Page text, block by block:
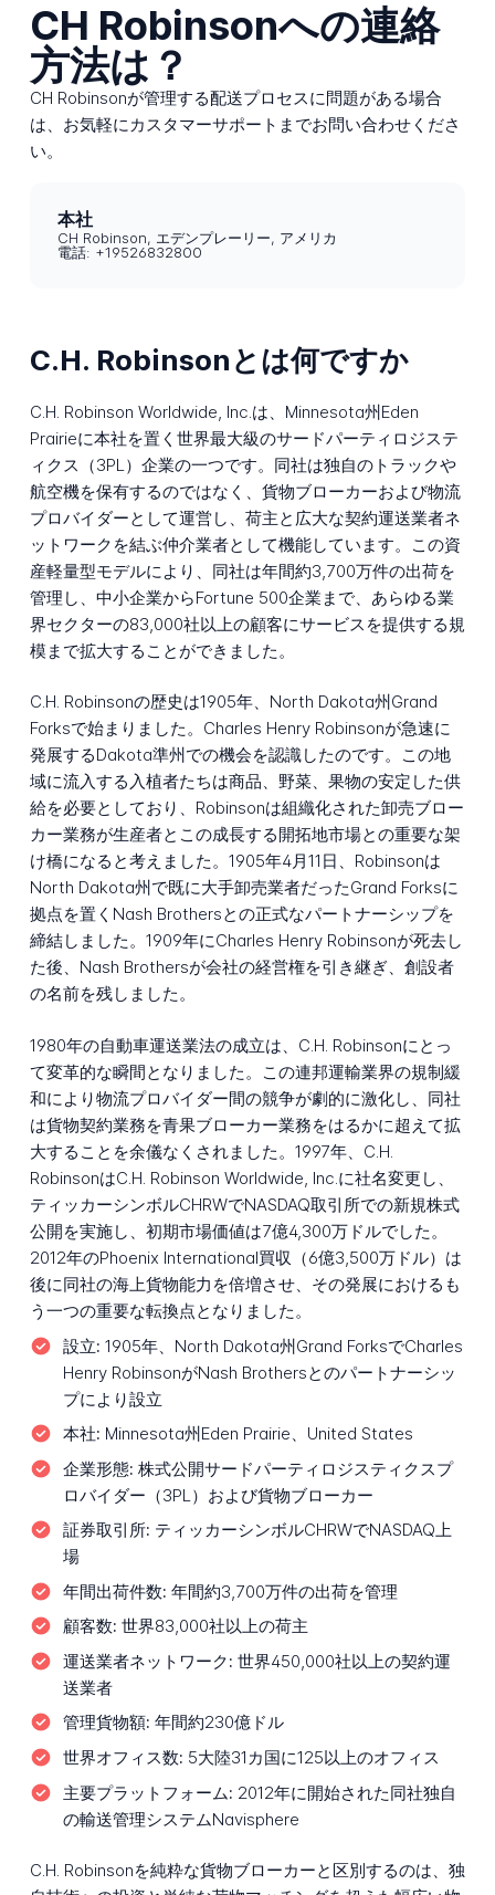
CH Robinsonへの連絡
方法は？
CH Robinsonが管理する配送プロセスに問題がある場合
は、お気軽にカスタマーサポートまでお問い合わせくださ
い。
本社
CH Robinson, エデンプレーリー, アメリカ
電話: +19526832800
C.H. Robinsonとは何ですか
C.H. Robinson Worldwide, Inc.は、Minnesota州Eden
Prairieに本社を置く世界最大級のサードパーティロジステ
ィクス（3PL）企業の一つです。同社は独自のトラックや
航空機を保有するのではなく、貨物ブローカーおよび物流
プロバイダーとして運営し、荷主と広大な契約運送業者ネ
ットワークを結ぶ仲介業者として機能しています。この資
産軽量型モデルにより、同社は年間約3,700万件の出荷を
管理し、中小企業からFortune 500企業まで、あらゆる業
界セクターの83,000社以上の顧客にサービスを提供する規
模まで拡大することができました。
C.H. Robinsonの歴史は1905年、North Dakota州Grand
Forksで始まりました。Charles Henry Robinsonが急速に
発展するDakota準州での機会を認識したのです。この地
域に流入する入植者たちは商品、野菜、果物の安定した供
給を必要としており、Robinsonは組織化された卸売ブロー
カー業務が生産者とこの成長する開拓地市場との重要な架
け橋になると考えました。1905年4月11日、Robinsonは
North Dakota州で既に大手卸売業者だったGrand Forksに
拠点を置くNash Brothersとの正式なパートナーシップを
締結しました。1909年にCharles Henry Robinsonが死去し
た後、Nash Brothersが会社の経営権を引き継ぎ、創設者
の名前を残しました。
1980年の自動車運送業法の成立は、C.H. Robinsonにとっ
て変革的な瞬間となりました。この連邦運輸業界の規制緩
和により物流プロバイダー間の競争が劇的に激化し、同社
は貨物契約業務を青果ブローカー業務をはるかに超えて拡
大することを余儀なくされました。1997年、C.H.
RobinsonはC.H. Robinson Worldwide, Inc.に社名変更し、
ティッカーシンボルCHRWでNASDAQ取引所での新規株式
公開を実施し、初期市場価値は7億4,300万ドルでした。
2012年のPhoenix International買収（6億3,500万ドル）は
後に同社の海上貨物能力を倍増させ、その発展におけるも
う一つの重要な転換点となりました。
設立: 1905年、North Dakota州Grand ForksでCharles
Henry RobinsonがNash Brothersとのパートナーシッ
プにより設立
本社: Minnesota州Eden Prairie、United States
企業形態: 株式公開サードパーティロジスティクスプ
ロバイダー（3PL）および貨物ブローカー
証券取引所: ティッカーシンボルCHRWでNASDAQ上
場
年間出荷件数: 年間約3,700万件の出荷を管理
顧客数: 世界83,000社以上の荷主
運送業者ネットワーク: 世界450,000社以上の契約運
送業者
管理貨物額: 年間約230億ドル
世界オフィス数: 5大陸31カ国に125以上のオフィス
主要プラットフォーム: 2012年に開始された同社独自
の輸送管理システムNavisphere
C.H. Robinsonを純粋な貨物ブローカーと区別するのは、独